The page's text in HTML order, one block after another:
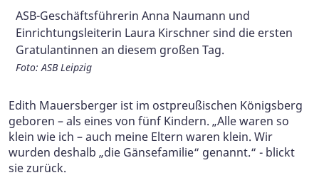
ASB-Geschäftsführerin Anna Naumann und
Einrichtungsleiterin Laura Kirschner sind die ersten
Gratulantinnen an diesem großen Tag.
Foto: ASB Leipzig
Bürgermeister Maik Schramm gratulierte ebenfalls
der Jubilarin.
Foto: Stadtverwaltung
Edith Mauersberger erzählt anregend und
beeindruckend aus ihrem langen Leben ...
Foto: ASB Leipzig
Foto: ASB Leipzig
In stillen Momenten denkt Edith Mauersberger an ihre
Kinder und schickt Grüße - in den Himmel ...
Foto: ASB Leipzig
Edith Mauersberger ist im ostpreußischen Königsberg
geboren – als eines von fünf Kindern. „Alle waren so
klein wie ich – auch meine Eltern waren klein. Wir
wurden deshalb „die Gänsefamilie“ genannt.“ - blickt
sie zurück.